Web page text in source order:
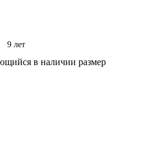
9 лет
в наличии размер